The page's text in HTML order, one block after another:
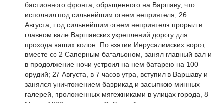
бастионного фронта, обращенного на Варшаву, что
исполнил под сильнейшим огнем неприятеля; 26
Августа, под сильнейшим огнем неприятеля прорыл в
главном вале Варшавских укреплений дорогу для
прохода наших колон. По взятии Иерусалимских ворот,
вместе со 2 Саперным батальоном, занял главный вал и
в продолжение ночи устроил на нем батарею на 100
орудий; 27 Августа, в 7 часов утра, вступил в Варшаву и
занялся уничтожением баррикад и засыпкою минных
галерей, проложенных мятежниками в улицах города, 8